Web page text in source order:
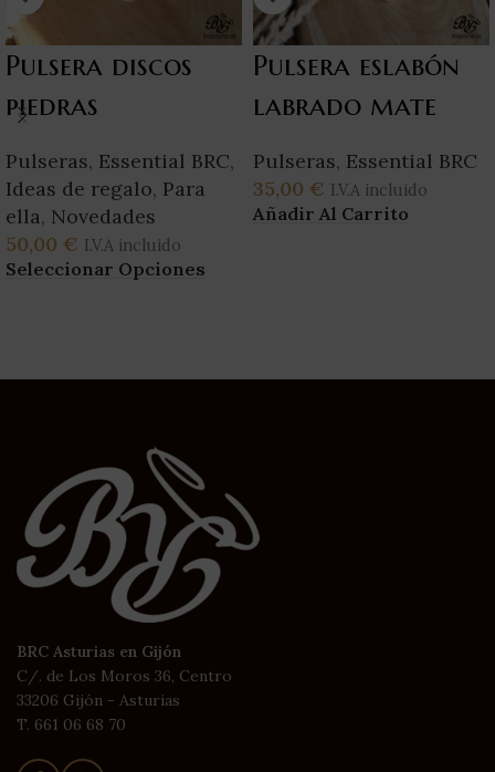
Pulsera discos
piedras
Pulseras, Essential BRC,
Ideas de regalo, Para
ella, Novedades
50,00 € I.V.A incluido
Seleccionar Opciones
Pulsera eslabón
labrado mate
Pulseras, Essential BRC
35,00 € I.V.A incluido
Añadir Al Carrito
BRC Asturias en Gijón
C/. de Los Moros 36, Centro
33206 Gijón - Asturias
T. 661 06 68 70